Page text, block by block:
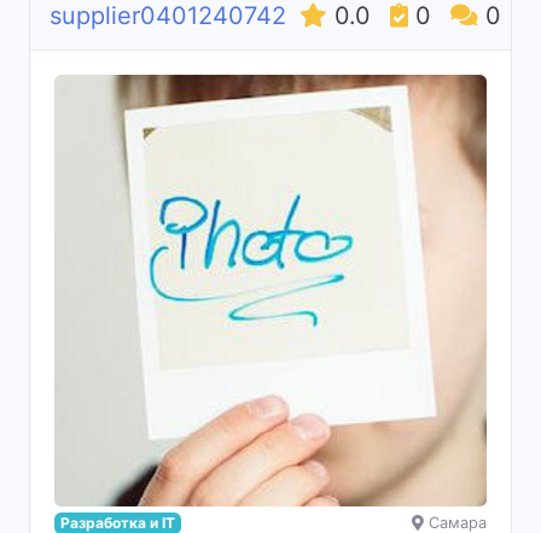
0.0 0 0
supplier0401240742
Самара
Разработка и IT